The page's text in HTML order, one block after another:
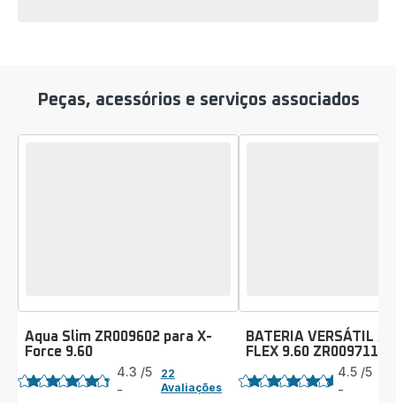
Peças, acessórios e serviços associados
Aqua Slim ZR009602 para X-
Force 9.60
Classificação
4.3 /5
-
22
Avaliações
BATERIA VERSÁTIL X-
FLEX 9.60 ZR009711
Classificação
4.5 /5
-